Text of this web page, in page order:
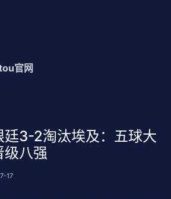
官网
廷3-2淘汰埃及：五球大
级八强
17